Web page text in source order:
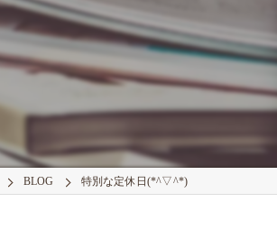
Style Blog
PRIVATE BLOG
BLOG 特別な定休日(*^▽^*)